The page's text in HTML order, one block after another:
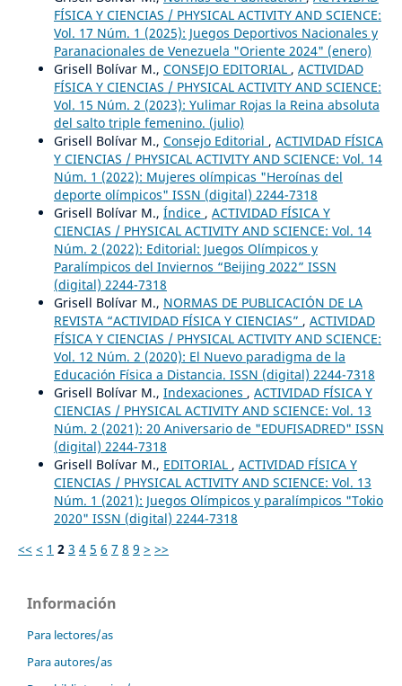
FÍSICA Y CIENCIAS / PHYSICAL ACTIVITY AND SCIENCE:
Vol. 17 Núm. 1 (2025): Juegos Deportivos Nacionales y
Paranacionales de Venezuela "Oriente 2024" (enero)
Grisell Bolívar M., CONSEJO EDITORIAL , ACTIVIDAD
FÍSICA Y CIENCIAS / PHYSICAL ACTIVITY AND SCIENCE:
Vol. 15 Núm. 2 (2023): Yulimar Rojas la Reina absoluta
del salto triple femenino. (julio)
Grisell Bolívar M., Consejo Editorial , ACTIVIDAD FÍSICA
Y CIENCIAS / PHYSICAL ACTIVITY AND SCIENCE: Vol. 14
Núm. 1 (2022): Mujeres olímpicas "Heroínas del
deporte olímpicos" ISSN (digital) 2244-7318
Grisell Bolívar M., Índice , ACTIVIDAD FÍSICA Y
CIENCIAS / PHYSICAL ACTIVITY AND SCIENCE: Vol. 14
Núm. 2 (2022): Editorial: Juegos Olímpicos y
Paralímpicos del Inviernos “Beijing 2022” ISSN
(digital) 2244-7318
Grisell Bolívar M., NORMAS DE PUBLICACIÓN DE LA
REVISTA “ACTIVIDAD FÍSICA Y CIENCIAS” , ACTIVIDAD
FÍSICA Y CIENCIAS / PHYSICAL ACTIVITY AND SCIENCE:
Vol. 12 Núm. 2 (2020): El Nuevo paradigma de la
Educación Física a Distancia. ISSN (digital) 2244-7318
Grisell Bolívar M., Indexaciones , ACTIVIDAD FÍSICA Y
CIENCIAS / PHYSICAL ACTIVITY AND SCIENCE: Vol. 13
Núm. 2 (2021): 20 Aniversario de "EDUFISADRED" ISSN
(digital) 2244-7318
Grisell Bolívar M., EDITORIAL , ACTIVIDAD FÍSICA Y
CIENCIAS / PHYSICAL ACTIVITY AND SCIENCE: Vol. 13
Núm. 1 (2021): Juegos Olímpicos y paralímpicos "Tokio
2020" ISSN (digital) 2244-7318
<< < 1 2 3 4 5 6 7 8 9 > >>
Información
Para lectores/as
Para autores/as